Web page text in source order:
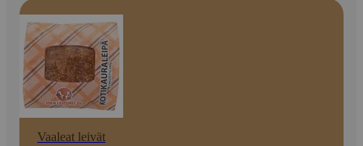
Vaaleat leivät